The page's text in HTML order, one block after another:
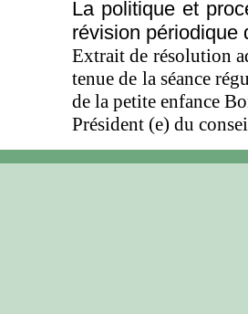
La politique et
révision périodique
Extrait de résolution
tenue de la séance
de la petite enfance
Président (e) du